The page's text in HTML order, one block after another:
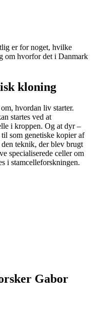
er for noget, hvilke
om hvorfor det i Danmark
kloning
hvordan liv starter.
startes ved at
i kroppen. Og at dyr –
som genetiske kopier af
teknik, der blev brugt
specialiserede celler om
i stamcelle­forskningen.
Gabor